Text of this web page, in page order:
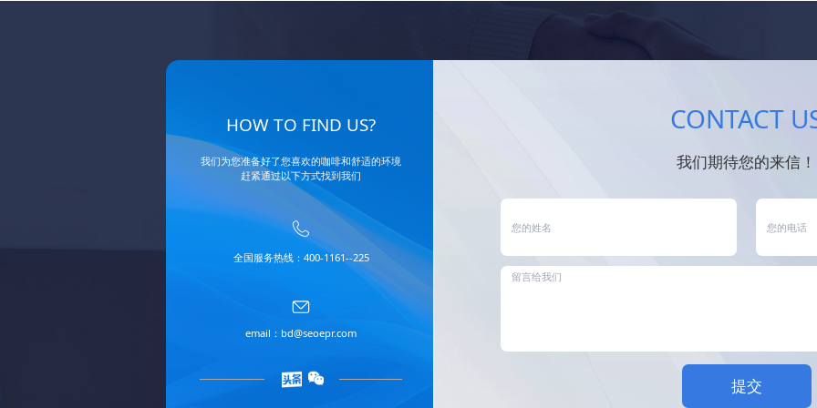
HOW TO FIND US?
我们为您准备好了您喜欢的咖啡和舒适的环境
赶紧通过以下方式找到我们
全国服务热线：400-1161--225
email：bd@seoepr.com
CONTACT
我们期待您的来信！
提交